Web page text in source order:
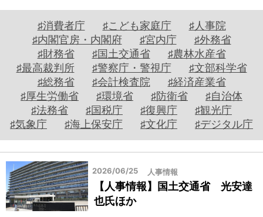
♯消費者庁 ♯こども家庭庁
♯人事院
♯内閣官房・内閣府
♯宮内庁
♯外務省
♯財務省
♯国土交通省
♯農林水産省
♯最高裁判所
♯警察庁・警視庁
♯文部科学省
♯総務省
♯会計検査院
♯経済産業省
♯厚生労働省
♯環境省 ♯防衛省
♯自治体
♯法務省
♯国税庁 ♯復興庁
♯観光庁
♯気象庁
♯海上保安庁 ♯文化庁 ♯デジタル庁
2026/06/25 人事情報
【人事情報】国土交通省 光安達
也氏ほか